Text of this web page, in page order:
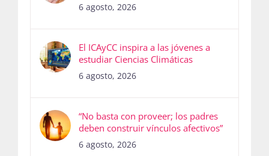
6 agosto, 2026
El ICAyCC inspira a las jóvenes a
estudiar Ciencias Climáticas
6 agosto, 2026
“No basta con proveer; los padres
deben construir vínculos afectivos”
6 agosto, 2026